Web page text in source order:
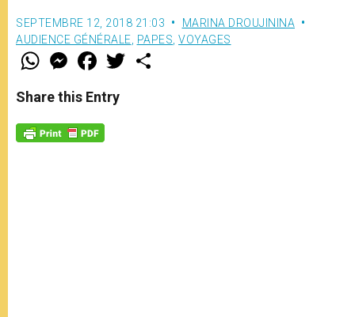
SEPTEMBRE 12, 2018 21:03
MARINA DROUJININA
AUDIENCE GÉNÉRALE PAPES VOYAGES
W
t
s
p
p
M
e
s
e
g
e
F
a
e
b
o
k
w
Share this Entry